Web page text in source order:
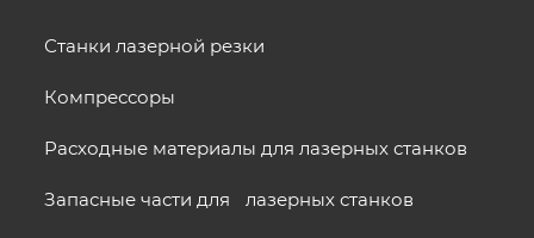
Станки лазерной резки
Компрессоры
Расходные материалы для лазерных станков
Запасные части для лазерных станков